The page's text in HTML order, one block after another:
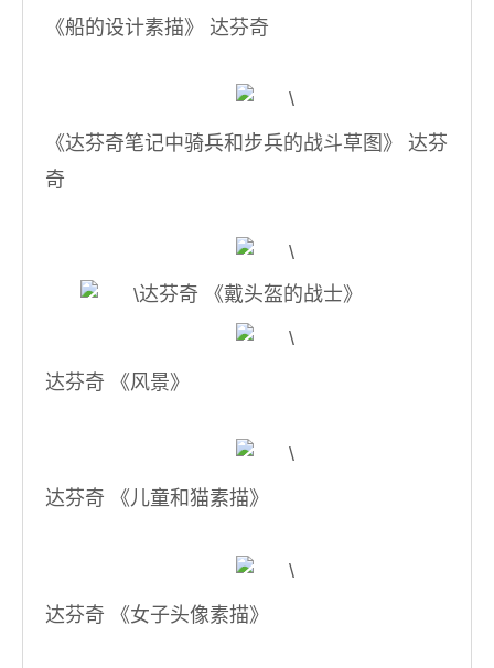
《船的设计素描》 达芬奇
《达芬奇笔记中骑兵和步兵的战斗草图》 达芬
奇
达芬奇 《戴头盔的战士》
达芬奇 《风景》
达芬奇 《儿童和猫素描》
达芬奇 《女子头像素描》